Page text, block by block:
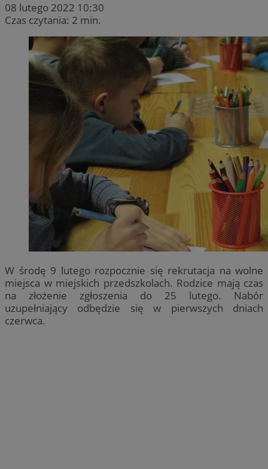
08 lutego 2022 10:30
Czas czytania: 2 min.
W środę 9 lutego rozpocznie się rekrutacja na wolne
miejsca w miejskich przedszkolach. Rodzice mają czas
na złożenie zgłoszenia do 25 lutego. Nabór
uzupełniający odbędzie się w pierwszych dniach
czerwca.